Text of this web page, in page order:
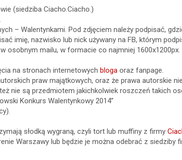
(siedziba Ciacho.Ciacho.)
– Walentynkami. Pod zdjęciem należy podpisać,
imię, nazwisko lub nick używany na FB, którym
osobnym mailu, w formacie co najmniej 1600x1200px.
na stronach internetowych bloga oraz fanpage.
praw majątkowych, oraz że prawa autorskie
nie są przedmiotem jakichkolwiek roszczeń takich
Konkurs Walentynkowy 2014”
słodką wygraną, czyli tort lub muffiny z firmy
Warszawy lub będzie je można odebrać z